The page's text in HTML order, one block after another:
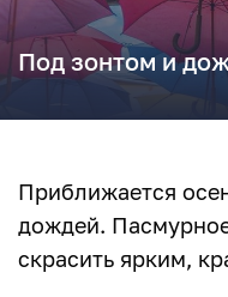
Под зонтом и
Приближается
дождей.
скрасить ярким,